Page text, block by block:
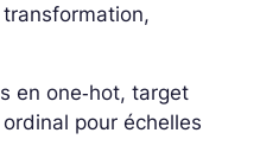
en one‑hot, target
pour échelles